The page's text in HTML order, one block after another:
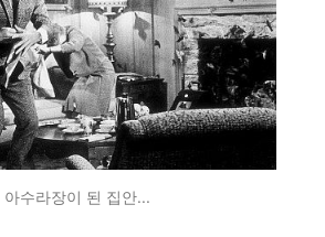
아수라장이 된 집안...